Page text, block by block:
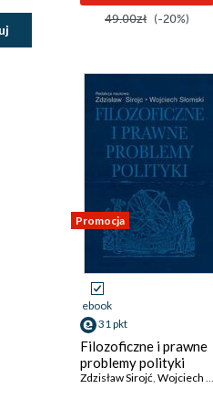
49.00zł (-20%)
Promocja
ebook
31 pkt
Filozoficzne i prawne
problemy polityki
Zdzisław Sirojć, Wojciech Słomski